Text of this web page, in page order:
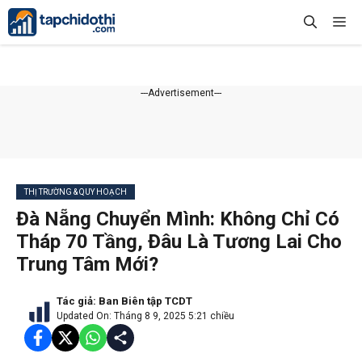
Chuyển
đến
---Advertisement---
THỊ TRƯỜNG & QUY HOẠCH
Đà Nẵng Chuyển Mình: Không Chỉ Có
Tháp 70 Tầng, Đâu Là Tương Lai Cho
Trung Tâm Mới?
Tác giả: Ban Biên tập TCDT
Updated On: Tháng 8 9, 2025 5:21 chiều